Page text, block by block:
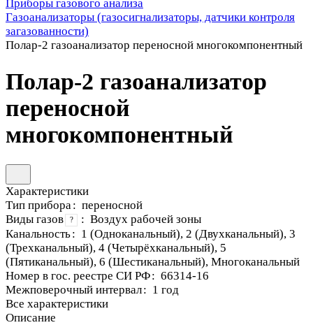
Приборы газового анализа
Газоанализаторы (газосигнализаторы, датчики контроля
загазованности)
Полар-2 газоанализатор переносной многокомпонентный
Полар-2 газоанализатор
переносной
многокомпонентный
Характеристики
Тип прибора : переносной
Виды газов
? : Воздух рабочей зоны
Канальность: 1 (Одноканальный), 2 (Двухканальный), 3
(Трехканальный), 4 (Четырёхканальный), 5
(Пятиканальный), 6 (Шестиканальный), Многоканальный
Номер в гос. реестре СИ РФ: 66314-16
Межповерочный интервал: 1 год
Все характеристики
Описание